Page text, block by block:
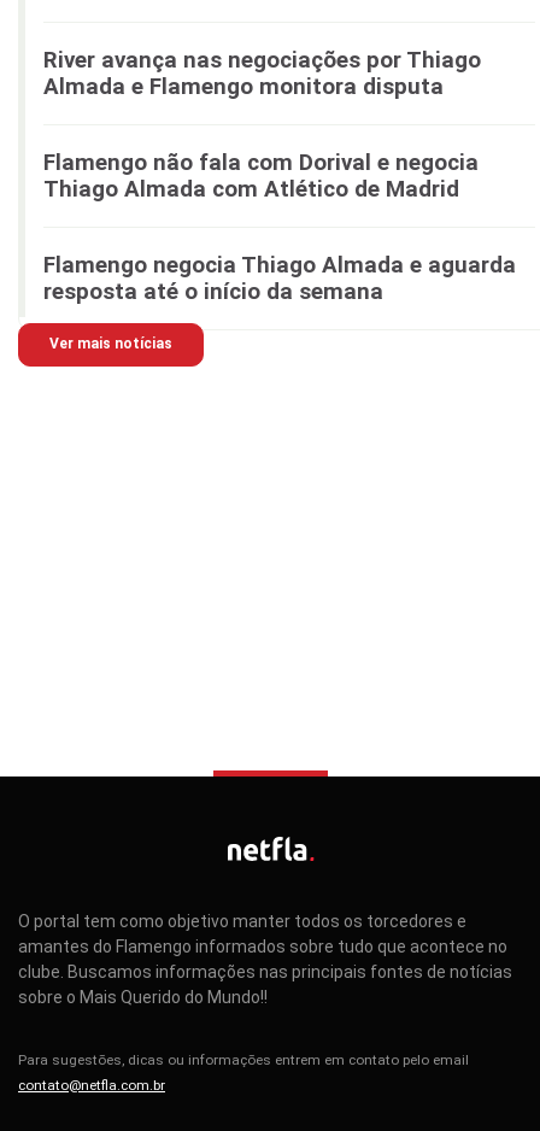
River avança nas negociações por Thiago
Almada e Flamengo monitora disputa
Flamengo não fala com Dorival e negocia
Thiago Almada com Atlético de Madrid
Flamengo negocia Thiago Almada e aguarda
resposta até o início da semana
Ver mais notícias
O portal tem como objetivo manter todos os torcedores e
amantes do Flamengo informados sobre tudo que acontece no
clube. Buscamos informações nas principais fontes de notícias
sobre o Mais Querido do Mundo!!
Para sugestões, dicas ou informações entrem em contato pelo email
contato@netfla.com.br